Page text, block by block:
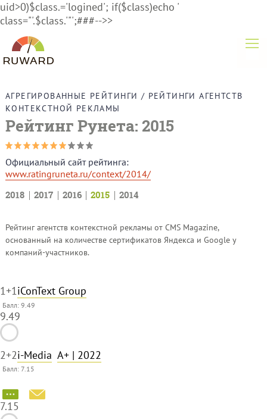
uid>0)$class.='logined'; if($class)echo '
class="'.$class.'"';###-->>
АГРЕГИРОВАННЫЕ РЕЙТИНГИ / РЕЙТИНГИ АГЕНТСТВ
КОНТЕКСТНОЙ РЕКЛАМЫ
Рейтинг Рунета: 2015
Официальный сайт рейтинга:
www.ratingruneta.ru/context/2014/
2018
2017 2016 2015 2014
Рейтинг агентств контекстной рекламы от CMS Magazine,
основанный на количестве сертификатов Яндекса и Google у
компаний-участников.
1+1iConText Group
Балл: 9.49
9.49
2+2i-Media A+ | 2022
Балл: 7.15
7.15